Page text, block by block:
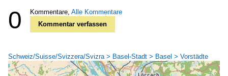
0 Kommentare, Alle Kommentare
Kommentar verfassen
Schweiz/Suisse/Svizzera/Svizra > Basel-Stadt > Basel > Vorstädte